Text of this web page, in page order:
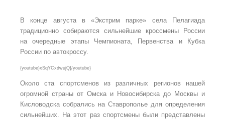
В конце августа в
«Экстрим парке» села Пелагиада
традиционно собираются сильнейшие кроссмены России
на
очередные этапы Чемпионата, Первенства и Кубка
России по автокроссу.
{youtube}xSqYCxdwujQ{/youtube}
Около ста спортсменов из
различных регионов нашей
огромной страны от Омска и Новосибирска до Москвы и
Кисловодска собрались на Ставрополье для определения
сильнейших. На этот раз спортсмены были представлены